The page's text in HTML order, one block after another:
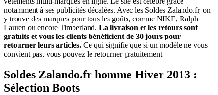
notamment à ses publicités décalées. Avec les Soldes Zalando.fr, on
y trouve des marques pour tous les goûts, comme NIKE, Ralph
Lauren ou encore Timberland. La livraison et les retours sont
gratuits et vous les clients bénéficient de 30 jours pour
retourner leurs articles. Ce qui signifie que si un modèle ne vous
convient pas, vous pouvez le retourner gratuitement.
Soldes Zalando.fr homme Hiver 2013 :
Sélection Boots